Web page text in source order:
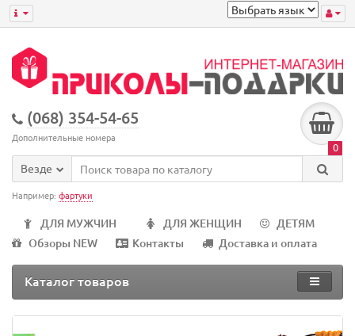
(068) 354-54-65
Дополнительные номера
0
Везде
Например: фартуки
ДЛЯ МУЖЧИН ДЛЯ ЖЕНЩИН
ДЕТЯМ
Обзоры NEW
Контакты Доставка и оплата
Каталог товаров